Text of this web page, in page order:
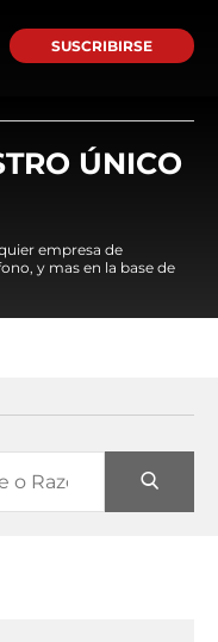
SUSCRIBIRSE
ÚNICO
empresa de
y mas en la base de